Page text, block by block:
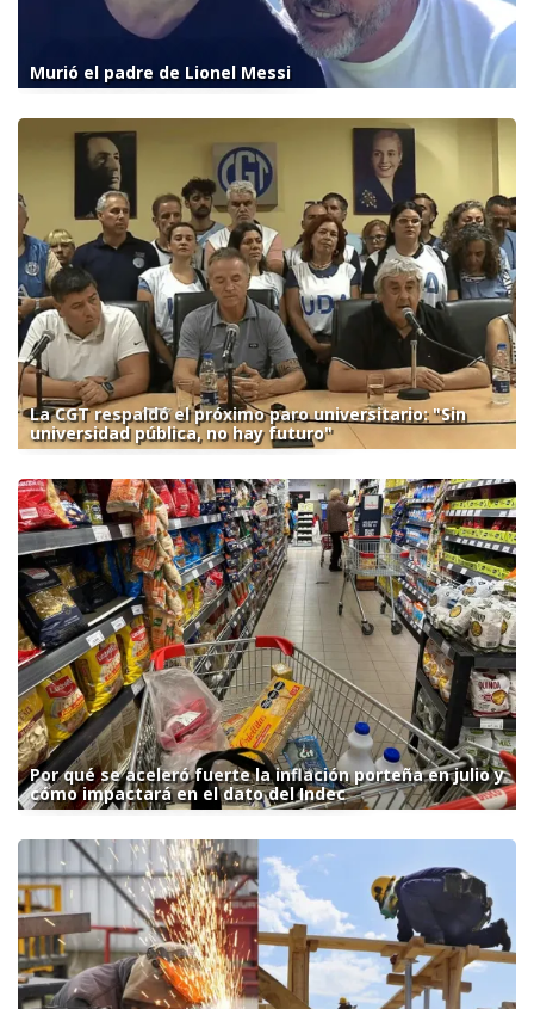
Murió el padre de Lionel Messi
La CGT respaldó el próximo paro universitario: "Sin
universidad pública, no hay futuro"
Por qué se aceleró fuerte la inflación porteña en julio y
cómo impactará en el dato del Indec